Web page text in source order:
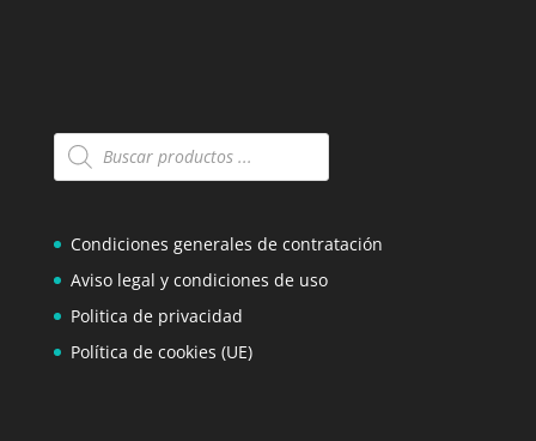
Búsqueda
de
Condiciones generales de contratación
Aviso legal y condiciones de uso
Politica de privacidad
Política de cookies (UE)